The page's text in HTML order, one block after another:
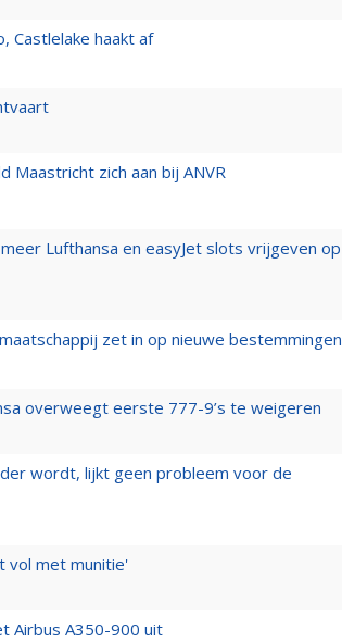
Castlelake haakt af
Maastricht zich aan bij ANVR
Lufthansa en easyJet slots vrijgeven op
zet in op nieuwe bestemmingen
overweegt eerste 777-9’s te weigeren
wordt, lijkt geen probleem voor de
vol met munitie'
Airbus A350-900 uit